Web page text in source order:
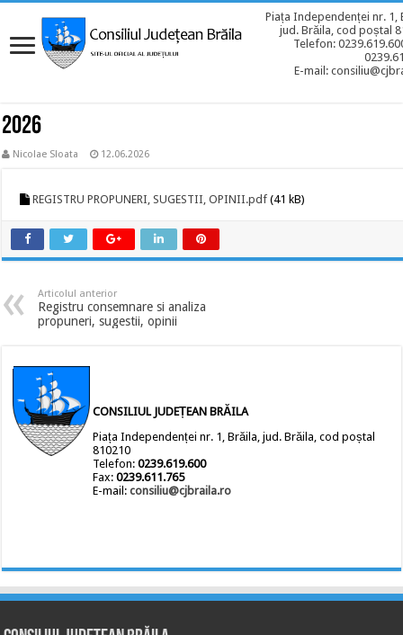
Piața Independenței nr. 1,
jud. Brăila, cod poștal
Telefon:
E-mail:
2026
Nicolae Sloata 12.06.2026
REGISTRU PROPUNERI, SUGESTII, OPINII.pdf (41 kB)
Articolul anterior
Registru consemnare si analiza
propuneri, sugestii, opinii
CONSILIUL JUDEȚEAN BRĂILA
Piața Independenței nr. 1, Brăila, jud. Brăila, cod poștal
810210
Telefon:0239.619.600
Fax:0239.611.765
E-mail:consiliu@cjbraila.ro